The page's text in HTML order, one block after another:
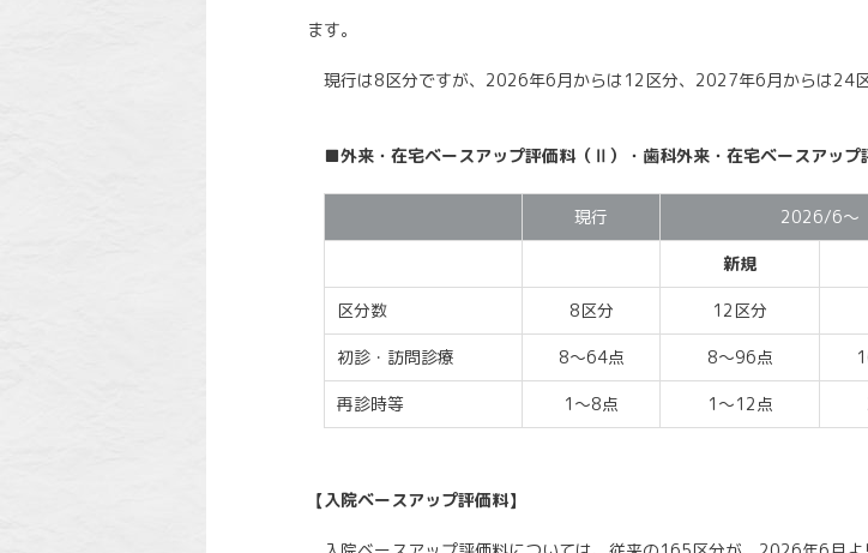
ます。
現行は8区分ですが、2026年6月からは12区分、2027年6月からは24区
■外来・在宅ベースアップ評価料（Ⅱ）・歯科外来・在宅ベースアップ
現行 2026/6～
新規
区分数 8区分 12区分
初診・訪問診療 8～64点 8～96点
再診時等 1～8点 1～12点
【入院ベースアップ評価料】